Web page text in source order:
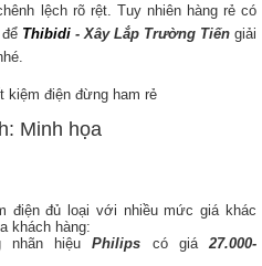
lệch rõ rệt. Tuy nhiên hàng rẻ có
Thibidi - Xây Lắp Trường Tiến giải
Minh họa
điện đủ loại với nhiều mức giá khác
khách hàng:
nhãn hiệuPhilips có giá27.000-